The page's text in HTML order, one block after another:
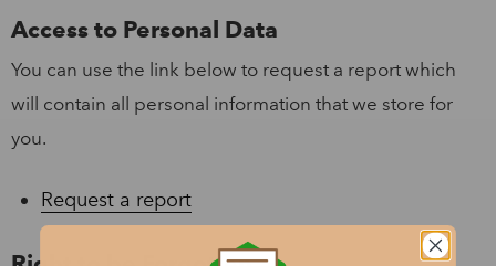
Access to Personal Data
You can use the link below to request a report which
will contain all personal information that we store for
you.
Request a report